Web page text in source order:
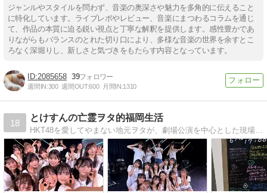
ジャンルやスタイルを問わず、音楽の奥深さや魅力を多角的に伝えること
に特化しています。ライブレポやレビュー、音楽にまつわるコラムを通じ
て、作品の本質に迫る鋭い視点と丁寧な解釈を提供します。感性豊かであ
りながらもバランスのとれた切り口により、多様な音楽の世界を余すとこ
ろなく深堀りし、新しさと気づきをもたらす内容となっています。
2085658 39
週間IN:300 週間OUT:600 月間IN:1310
18
とけすんの亡霊ヲタ的福岡生活